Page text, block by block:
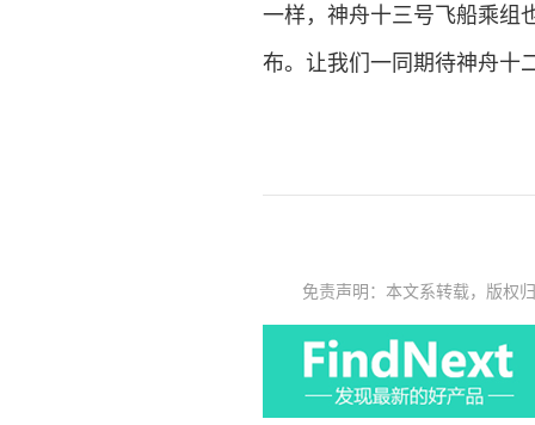
一样，神舟十三号飞船乘组
布。让我们一同期待神舟十
免责声明：本文系转载，版权